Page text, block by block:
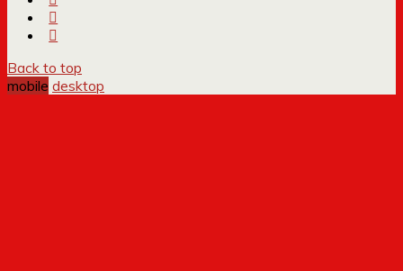
Back to top
mobile desktop